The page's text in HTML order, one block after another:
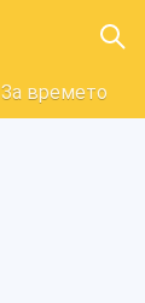
За времето